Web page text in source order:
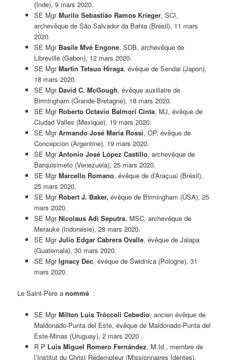
(Inde), 9 mars 2020.
SE MgrMurilo Sebastião Ramos Krieger, SCI,
archevêque de São Salvador da Bahia (Brésil), 11 mars
2020.
SE Mgr Basile Mvé Engone, SDB, archevêque de
Libreville (Gabon), 12 mars 2020.
SE MgrMartin Tetsuo Hiraga, évêque de Sendai (Japon),
18 mars 2020.
SE Mgr David C. McGough, évêque auxiliaire de
Birmingham (Grande-Bretagne), 18 mars 2020.
SE Mgr Roberto Octavio Balmori Cinta, MJ, évêque de
Ciudad Valles (Mexique), 19 mars 2020.
SE MgrArmando José María Rossi, OP, évêque de
Concepcion (Argentine), 19 mars 2020.
SE MgrAntonio José López Castillo, archevêque de
Barquisimeto (Venezuela), 25 mars 2020.
SE MgrMarcello Romano, évêque de d’Araçuaí (Brésil),
25 mars 2020.
SE Mgr Robert J. Baker, évêque de Birmingham (USA), 25
mars 2020.
SE MgrNicolaus Adi Seputra, MSC, archevêque de
Merauke (Indonésie), 28 mars 2020.
SE MgrJulio Edgar Cabrera Ovalle, évêque de Jalapa
(Guatemala), 30 mars 2020.
SE MgrIgnacy Dec, évêque de Świdnica (Pologne), 31
mars 2020.
Le Saint-Père anommé :
SE MgrMilton Luis Tróccoli Cebedio, ancien évêque de
Maldonado-Punta del Este, évêque de Maldonado-Punta del
Este-Minas (Uruguay), 2 mars 2020 .
R P Luis Miguel Romero Fernández, M.Id., membre de
l’Institut du Christ Rédempteur (Missionnaires Identes),